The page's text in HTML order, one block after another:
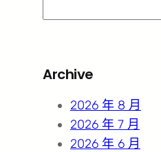
e
c
Archive
2026 年 8 月
2026 年 7 月
2026 年 6 月